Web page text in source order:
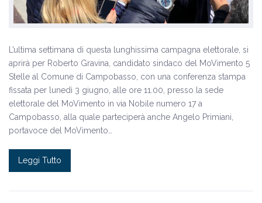
L’ultima settimana di questa lunghissima campagna elettorale, si
aprirà per Roberto Gravina, candidato sindaco del MoVimento 5
Stelle al Comune di Campobasso, con una conferenza stampa
fissata per lunedì 3 giugno, alle ore 11.00, presso la sede
elettorale del MoVimento in via Nobile numero 17 a
Campobasso, alla quale parteciperà anche Angelo Primiani,
portavoce del MoVimento…
Leggi Tutto